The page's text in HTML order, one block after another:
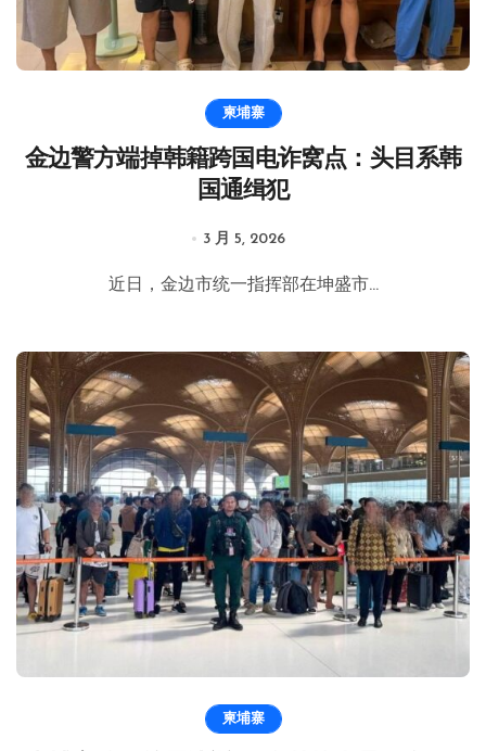
柬埔寨
金边警方端掉韩籍跨国电诈窝点：头目系韩
国通缉犯
3 月 5, 2026
近日，金边市统一指挥部在坤盛市...
柬埔寨